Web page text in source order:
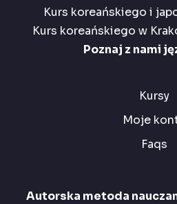
Kurs koreańskiego i
Kurs koreańskiego w
Poznaj z nami
Kursy
Moje
Faqs
Autorska metoda